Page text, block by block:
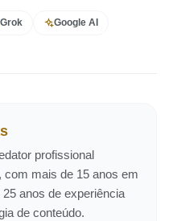
Grok Google AI
profissional
com mais de 15 anos em
anos de experiência
de conteúdo.